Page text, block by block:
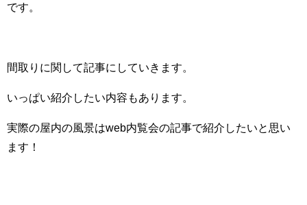
です。
間取りに関して記事にしていきます。
いっぱい紹介したい内容もあります。
実際の屋内の風景はweb内覧会の記事で紹介したいと思い
ます！